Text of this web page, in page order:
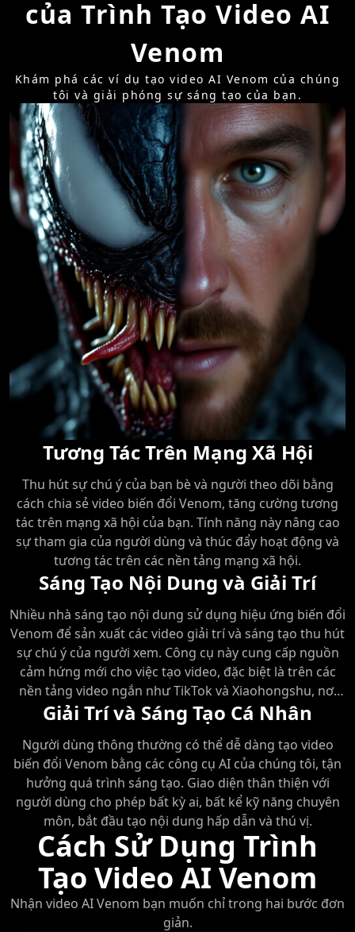
của Trình Tạo Video AI
Venom
Khám phá các ví dụ tạo video AI Venom của chúng
tôi và giải phóng sự sáng tạo của bạn.
Tương Tác Trên Mạng Xã Hội
Thu hút sự chú ý của bạn bè và người theo dõi bằng
cách chia sẻ video biến đổi Venom, tăng cường tương
tác trên mạng xã hội của bạn. Tính năng này nâng cao
sự tham gia của người dùng và thúc đẩy hoạt động và
tương tác trên các nền tảng mạng xã hội.
Sáng Tạo Nội Dung và Giải Trí
Nhiều nhà sáng tạo nội dung sử dụng hiệu ứng biến đổi
Venom để sản xuất các video giải trí và sáng tạo thu hút
sự chú ý của người xem. Công cụ này cung cấp nguồn
cảm hứng mới cho việc tạo video, đặc biệt là trên các
nền tảng video ngắn như TikTok và Xiaohongshu, nơi
các video liên quan nhận được lượt xem và tương tác
cao.
Giải Trí và Sáng Tạo Cá Nhân
Người dùng thông thường có thể dễ dàng tạo video
biến đổi Venom bằng các công cụ AI của chúng tôi, tận
hưởng quá trình sáng tạo. Giao diện thân thiện với
người dùng cho phép bất kỳ ai, bất kể kỹ năng chuyên
môn, bắt đầu tạo nội dung hấp dẫn và thú vị.
Cách Sử Dụng Trình
Tạo Video AI Venom
Nhận video AI Venom bạn muốn chỉ trong hai bước đơn
giản.